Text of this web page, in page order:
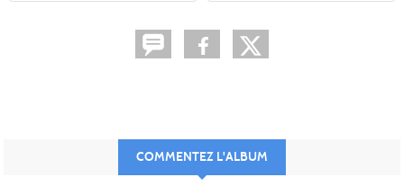
COMMENTEZ L'ALBUM